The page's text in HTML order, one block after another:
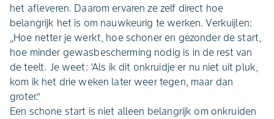
het afleveren. Daarom ervaren ze zelf direct hoe
belangrijk het is om nauwkeurig te werken. Verkuijlen:
„Hoe netter je werkt, hoe schoner en gezonder de start,
hoe minder gewasbescherming nodig is in de rest van
de teelt. Je weet: ‘Als ik dit onkruidje er nu niet uit pluk,
kom ik het drie weken later weer tegen, maar dan
groter.”
Een schone start is niet alleen belangrijk om onkruiden